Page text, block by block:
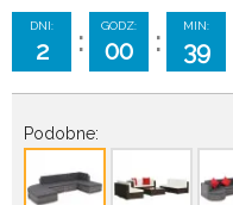
DNI:
2 :
GODZ:
00 :
MIN:
39
Podobne: